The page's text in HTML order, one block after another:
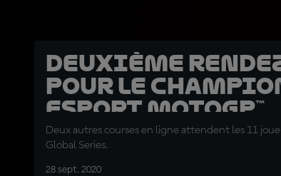
Deuxième
pour le
eSport MotoGP™
Deux autres courses en ligne attendent les 11
Global Series.
28 sept. 2020